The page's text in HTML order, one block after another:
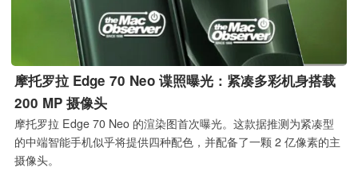
摩托罗拉 Edge 70 Neo 谍照曝光：紧凑多彩机身搭载
200 MP 摄像头
摩托罗拉 Edge 70 Neo 的渲染图首次曝光。这款据推测为紧凑型
的中端智能手机似乎将提供四种配色，并配备了一颗 2 亿像素的主
摄像头。